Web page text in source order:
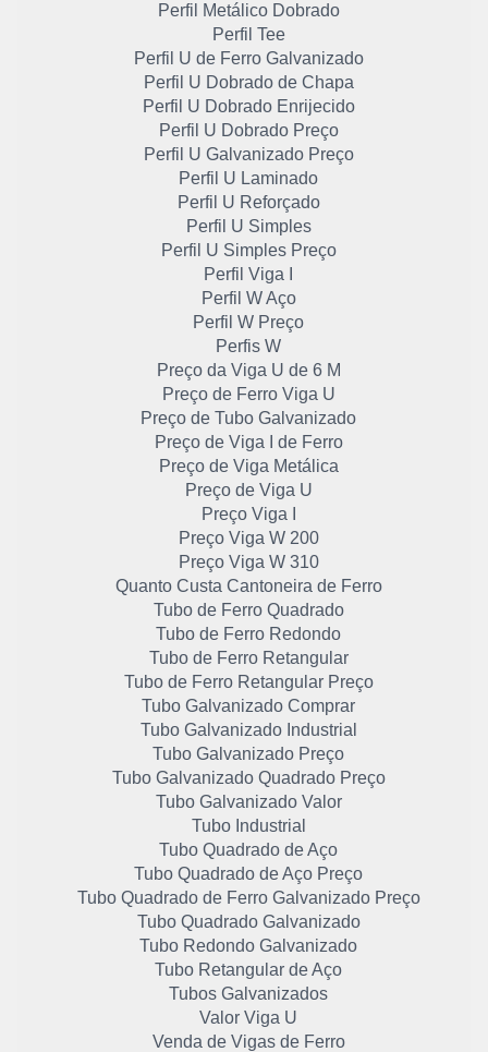
Perfil Metálico Dobrado
Perfil Tee
Perfil U de Ferro Galvanizado
Perfil U Dobrado de Chapa
Perfil U Dobrado Enrijecido
Perfil U Dobrado Preço
Perfil U Galvanizado Preço
Perfil U Laminado
Perfil U Reforçado
Perfil U Simples
Perfil U Simples Preço
Perfil Viga I
Perfil W Aço
Perfil W Preço
Perfis W
Preço da Viga U de 6 M
Preço de Ferro Viga U
Preço de Tubo Galvanizado
Preço de Viga I de Ferro
Preço de Viga Metálica
Preço de Viga U
Preço Viga I
Preço Viga W 200
Preço Viga W 310
Quanto Custa Cantoneira de Ferro
Tubo de Ferro Quadrado
Tubo de Ferro Redondo
Tubo de Ferro Retangular
Tubo de Ferro Retangular Preço
Tubo Galvanizado Comprar
Tubo Galvanizado Industrial
Tubo Galvanizado Preço
Tubo Galvanizado Quadrado Preço
Tubo Galvanizado Valor
Tubo Industrial
Tubo Quadrado de Aço
Tubo Quadrado de Aço Preço
Tubo Quadrado de Ferro Galvanizado Preço
Tubo Quadrado Galvanizado
Tubo Redondo Galvanizado
Tubo Retangular de Aço
Tubos Galvanizados
Valor Viga U
Venda de Vigas de Ferro